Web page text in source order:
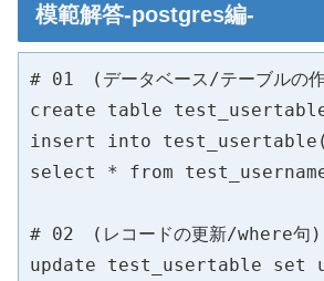
模範解答-postgres編-
# 01　(データベース/テーブルの
create table
insert into
select * from
# 02　(レコードの更新/where句)
update test_usertable set